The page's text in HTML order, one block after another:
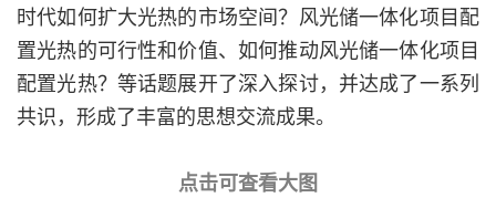
时代如何扩大光热的市场空间？风光储一体化项目配
置光热的可行性和价值、如何推动风光储一体化项目
配置光热？等话题展开了深入探讨，并达成了一系列
共识，形成了丰富的思想交流成果。
点击可查看大图